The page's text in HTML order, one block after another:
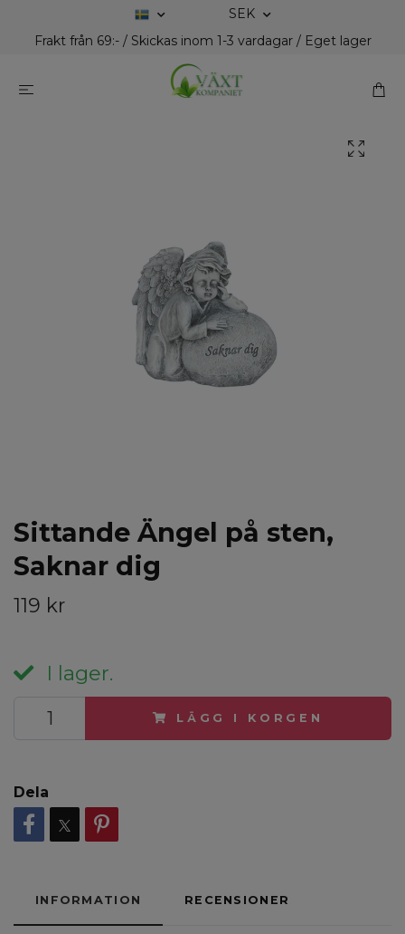
SEK
Frakt från 69:- / Skickas inom 1-3 vardagar / Eget lager
Sittande Ängel på sten,
Saknar dig
119 kr
I lager.
LÄGG I KORGEN
Dela
INFORMATION RECENSIONER